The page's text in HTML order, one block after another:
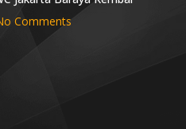
Comments